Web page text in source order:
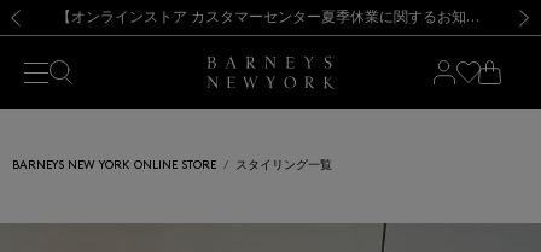
新規登録のお客様も対象！＜MY BARNEYS＞会員のお客様は11,000円（税込）以上のお買上げで常時送料無料！お買い物の際は会員登録を！
【夏季休業に伴う出荷一時停止のお知らせ】(2026.8.7) 【オンラインストア カスタマーセンター夏季休業に関するお知らせ】（2026.8.7）
【夏季休業に伴う返品・交換承り一時停止のお知らせ】（2026.8.5）
熊本県を中心とした地震の影響によるお荷物のお届けについて
【開催中】SUMMER SALEのご案内・ご注意事項 新規登録のお客様も対象！＜MY BARNEYS＞会員のお客様は11,000円（税込）以上のお買上げで常時送料無料！お買い物の際は会員登録を！
【夏季休業に伴う出荷一時停止のお知らせ】(2026.8.7)
BARNEYS NEW YORK ONLINE STORE スタイリング一覧